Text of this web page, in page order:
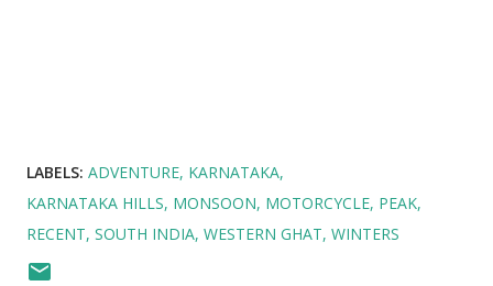
LABELS: ADVENTURE KARNATAKA
KARNATAKA HILLS MONSOON MOTORCYCLE PEAK
RECENT SOUTH INDIA WESTERN GHAT WINTERS